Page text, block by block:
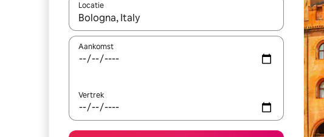
Locatie
Wanneer er suggesties beschikbaar zijn, maak je een keuze
Aankomst
Vertrek